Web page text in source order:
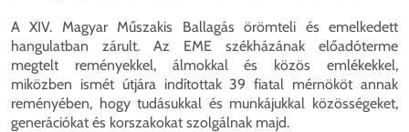
A XIV. Magyar Műszakis Ballagás örömteli és emelkedett
hangulatban zárult. Az EME székházának előadóterme
megtelt reményekkel, álmokkal és közös emlékekkel,
miközben ismét útjára indítottak 39 fiatal mérnököt annak
reményében, hogy tudásukkal és munkájukkal közösségeket,
generációkat és korszakokat szolgálnak majd.